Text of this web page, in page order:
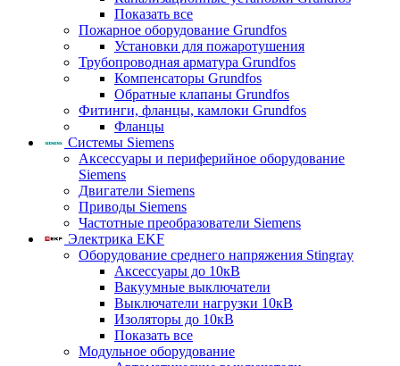
Показать все
Пожарное оборудование Grundfos
Установки для пожаротушения
Трубопроводная арматура Grundfos
Компенсаторы Grundfos
Обратные клапаны Grundfos
Фитинги, фланцы, камлоки Grundfos
Фланцы
Системы Siemens
Аксессуары и периферийное оборудование
Siemens
Двигатели Siemens
Приводы Siemens
Частотные преобразователи Siemens
Электрика EKF
Оборудование среднего напряжения Stingray
Аксессуары до 10кВ
Вакуумные выключатели
Выключатели нагрузки 10кВ
Изоляторы до 10кВ
Показать все
Модульное оборудование